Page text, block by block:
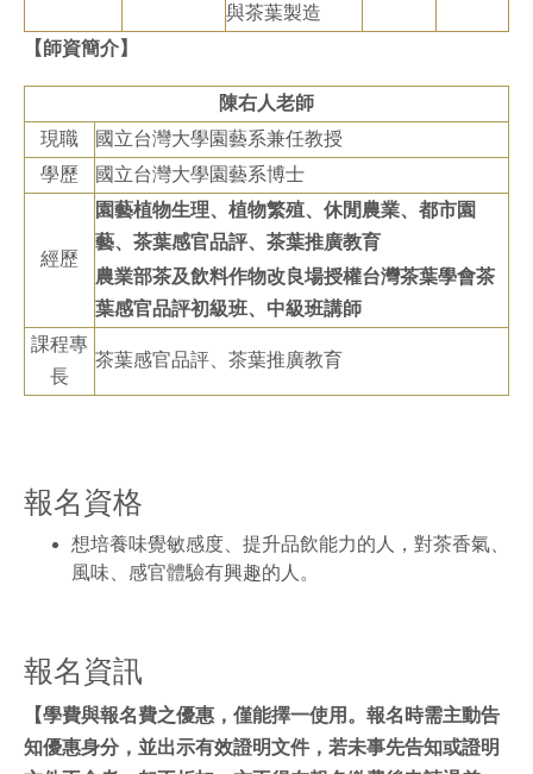
與茶葉製造
【師資簡介】
陳右人老師
現職
國立台灣大學園藝系兼任教授
學歷
國立台灣大學園藝系博士
經歷
園藝植物生理、植物繁殖、休閒農業、都市園
藝、茶葉感官品評、茶葉推廣教育
農業部茶及飲料作物改良場授權台灣茶葉學會茶
葉感官品評初級班、中級班講師
課程專
長
茶葉感官品評、茶葉推廣教育
報名資格
想培養味覺敏感度、提升品飲能力的人，對茶香氣、
風味、感官體驗有興趣的人。
報名資訊
【學費與報名費之優惠，僅能擇一使用。報名時需主動告
知優惠身分，並出示有效證明文件，若未事先告知或證明